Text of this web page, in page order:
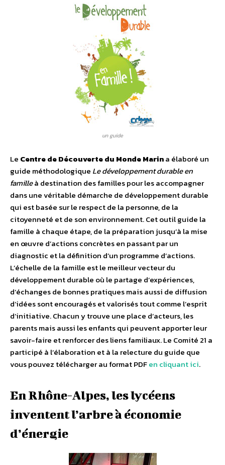
un guide
Le Centre de Découverte du Monde Marina élaboré un
guide méthodologique Le développement durable en
familleà destination des familles pour les accompagner
dans une véritable démarche de développement durable
qui est basée sur le respect de la personne, de la
citoyenneté et de son environnement. Cet outil guide la
famille à chaque étape, de la préparation jusqu’à la mise
en œuvre d’actions concrètes en passant par un
diagnostic et la définition d’un programme d’actions.
L’échelle de la famille est le meilleur vecteur du
développement durable où le partage d’expériences,
d’échanges de bonnes pratiques mais aussi de diffusion
d’idées sont encouragés et valorisés tout comme l’esprit
d’initiative. Chacun y trouve une place d’acteurs, les
parents mais aussi les enfants qui peuvent apporter leur
savoir-faire et renforcer des liens familiaux. Le Comité 21 a
participé à l’élaboration et à la relecture du guide que
vous pouvez télécharger au format PDFen cliquant ici.
En Rhône-Alpes, les lycéens
inventent l’arbre à économie
d’énergie